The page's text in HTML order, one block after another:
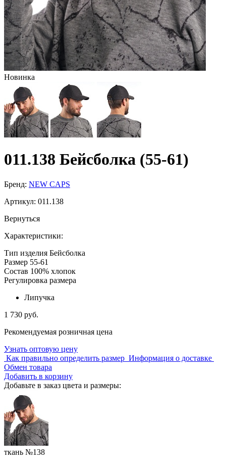
Новинка
011.138 Бейсболка (55-61)
Бренд: NEW CAPS
Артикул: 011.138
Вернуться
Характеристики:
Тип изделия Бейсболка
Размер 55-61
Состав 100% хлопок
Регулировка размера
Липучка
1 730 руб.
Рекомендуемая розничная цена
Узнать оптовую цену
Как правильно определить размер Информация о доставке
Обмен товара
Добавить в корзину
Добавьте в заказ цвета и размеры:
ткань №138